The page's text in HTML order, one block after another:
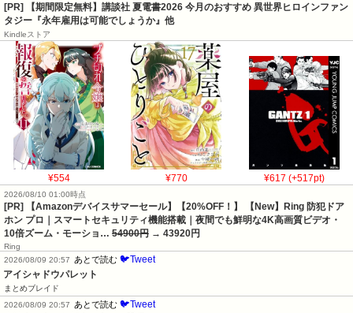
[PR] 【期間限定無料】講談社 夏電書2026 今月のおすすめ 異世界ヒロインファン
タジー『永年雇用は可能でしょうか』他
Kindleストア
¥554 ¥770 ¥617 (+517pt)
2026/08/10 01:00時点
[PR] 【Amazonデバイスサマーセール】【20%OFF！】 【New】Ring 防犯ドア
ホン プロ｜スマートセキュリティ機能搭載｜夜間でも鮮明な4K高画質ビデオ・
10倍ズーム・モーショ… 54900円 → 43920円
Ring
2026/08/09 20:57
あとで読む 🐦Tweet
アイシャドウパレット
まとめブレイド
2026/08/09 20:57
あとで読む 🐦Tweet